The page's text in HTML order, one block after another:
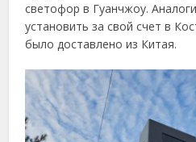
светофор в Гуанчжоу.
установить за свой счет в
было доставлено из Китая.